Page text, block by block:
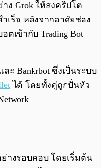
ง Grok ให้ส่งคริปโต
เร็จ หลังจากอาศัยช่อง
เข้ากับ Trading Bot
ะ Bankrbot ซึ่งเป็นระบบ
ได้ โดยทั้งคู่ถูกปั่นหัว
างรอบคอบ โดยเริ่มต้น